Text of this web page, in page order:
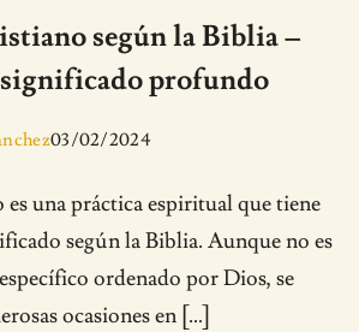
según la Biblia –
profundo
03/02/2024
una práctica espiritual que tiene
según la Biblia. Aunque no es
ordenado por Dios, se
ocasiones en […]